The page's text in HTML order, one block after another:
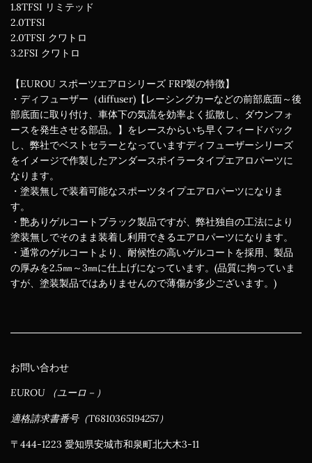
1.8TFSI リミテッド
2.0TFSI
2.0TFSI クワトロ
3.2FSI クワトロ
【EUROU スポーツエアロシリーズ FRP製の特徴】
・ディフューザー（diffuser)【レーシングカーなどの前部底面～後
部底面に取り付け、車体下の気流を効率よく拡散し、ダウンフォ
ースを発生させる部品。】をレースからいち早くフィードバック
し、弊社でベストセラーとなっていますディフューザーシリーズ
をイメージで作製したアンダースポイラータイプエアロパーツに
なります。
・塗装無しで装着可能なスポーツタイプエアロパーツになりま
す。
・艶ありゲルコートブラック製品ですが、弊社独自の工法により
塗装無しでそのまま装着し利用できるエアロパーツになります。
・通常のゲルコートより、耐候性の高いゲルコートを採用、製品
の厚みを2.5㎜～3㎜に仕上げになっています。(品質に拘っていま
すが、塗装製品ではありませんので薄傷が多少ございます。)
お問い合わせ
EUROU （ユーロ－）
適格請求書番号（T6810365194257）
〒444-1223 愛知県安城市和泉町北大木3-11